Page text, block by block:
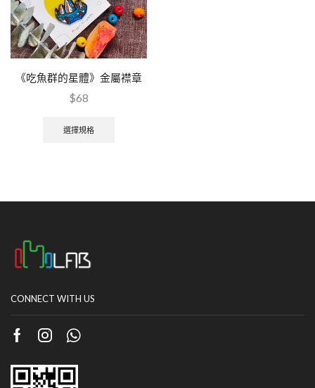
《吃魚群的星體》金屬襟章
$68
選擇規格
CONNECT WITH US